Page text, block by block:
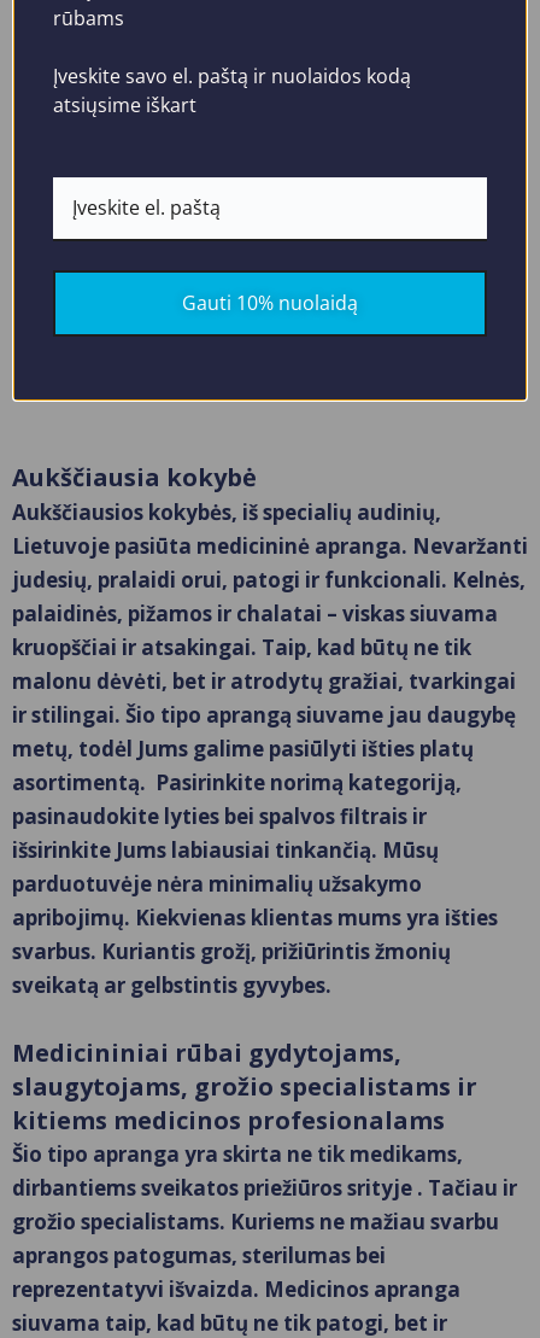
Vyriška tamsiai
mėlyna medicininė
(komplektas)
MSS01NB
75.85
The
be
product
Aukščiausia kokybė
Aukščiausios kokybės, iš specialių audinių,
Lietuvoje pasiūta medicininė apranga. Nevaržanti
judesių, pralaidi orui, patogi ir funkcionali. Kelnės,
palaidinės, pižamos ir chalatai – viskas siuvama
kruopščiai ir atsakingai. Taip, kad būtų ne tik
malonu dėvėti, bet ir atrodytų gražiai, tvarkingai
ir stilingai. Šio tipo aprangą siuvame jau daugybę
metų, todėl Jums galime pasiūlyti išties platų
asortimentą. Pasirinkite norimą kategoriją,
pasinaudokite lyties bei spalvos filtrais ir
išsirinkite Jums labiausiai tinkančią. Mūsų
parduotuvėje nėra minimalių užsakymo
apribojimų. Kiekvienas klientas mums yra išties
svarbus. Kuriantis grožį, prižiūrintis žmonių
sveikatą ar gelbstintis gyvybes.
Medicininiai rūbai gydytojams,
slaugytojams, grožio specialistams ir
kitiems medicinos profesionalams
Šio tipo apranga yra skirta ne tik medikams,
dirbantiems sveikatos priežiūros srityje . Tačiau ir
grožio specialistams. Kuriems ne mažiau svarbu
aprangos patogumas, sterilumas bei
reprezentatyvi išvaizda. Medicinos apranga
siuvama taip, kad būtų ne tik patogi, bet ir
rūbams
Įveskite savo el. paštą ir nuolaidos kodą
atsiųsime iškart
Gauti 10% nuolaidą